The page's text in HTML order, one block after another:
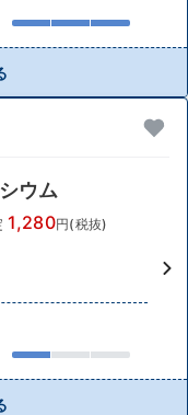
ウム
1,280円(税抜)